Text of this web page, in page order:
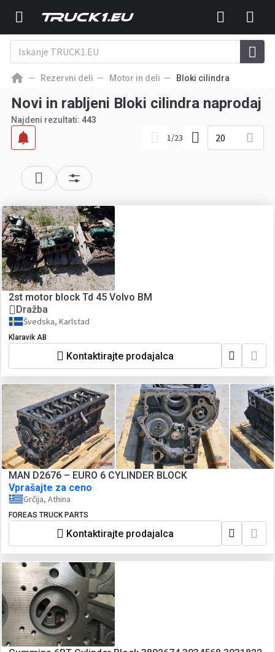
Rezervni deli Motor in deli Bloki cilindra
Novi in rabljeni Bloki cilindra naprodaj
Najdeni rezultati: 443
1/23 20
2st motor block Td 45 Volvo BM
Dražba
Švedska, Karlstad
Klaravik AB
Kontaktirajte prodajalca
MAN D2676 – EURO 6 CYLINDER BLOCK
Vprašajte za ceno
Grčija, Athina
FOREAS TRUCK PARTS
Kontaktirajte prodajalca